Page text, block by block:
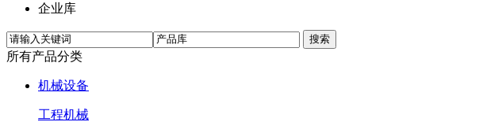
企业库
所有产品分类
机械设备
工程机械